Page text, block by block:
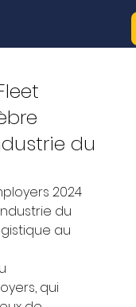
du
2024
du
au
qui